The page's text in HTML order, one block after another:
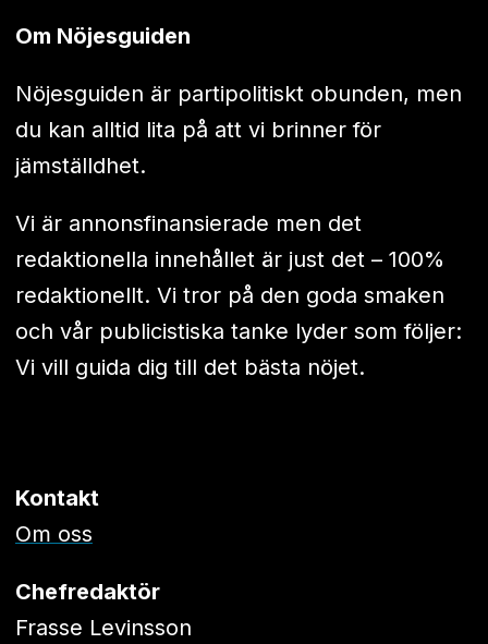
Om Nöjesguiden
Nöjesguiden är partipolitiskt obunden, men
du kan alltid lita på att vi brinner för
jämställdhet.
Vi är annonsfinansierade men det
redaktionella innehållet är just det – 100%
redaktionellt. Vi tror på den goda smaken
och vår publicistiska tanke lyder som följer:
Vi vill guida dig till det bästa nöjet.
Kontakt
Om oss
Chefredaktör
Frasse Levinsson